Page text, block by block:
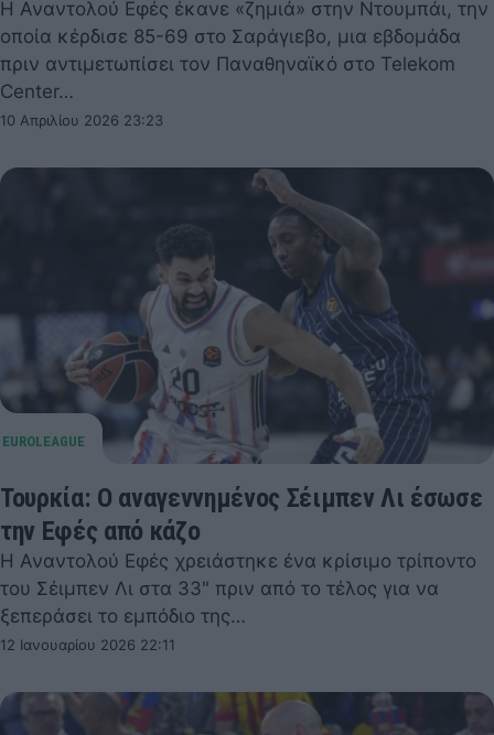
Η Αναντολού Εφές έκανε «ζημιά» στην Ντουμπάι, την
οποία κέρδισε 85-69 στο Σαράγιεβο, μια εβδομάδα
πριν αντιμετωπίσει τον Παναθηναϊκό στο Telekom
Center…
10 Απριλίου 2026 23:23
Τουρκία: Ο αναγεννημένος Σέιμπεν Λι έσωσε
την Εφές από κάζο
Η Αναντολού Εφές χρειάστηκε ένα κρίσιμο τρίποντο
του Σέιμπεν Λι στα 33" πριν από το τέλος για να
ξεπεράσει το εμπόδιο της…
12 Ιανουαρίου 2026 22:11